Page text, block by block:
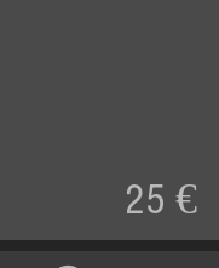
25 €